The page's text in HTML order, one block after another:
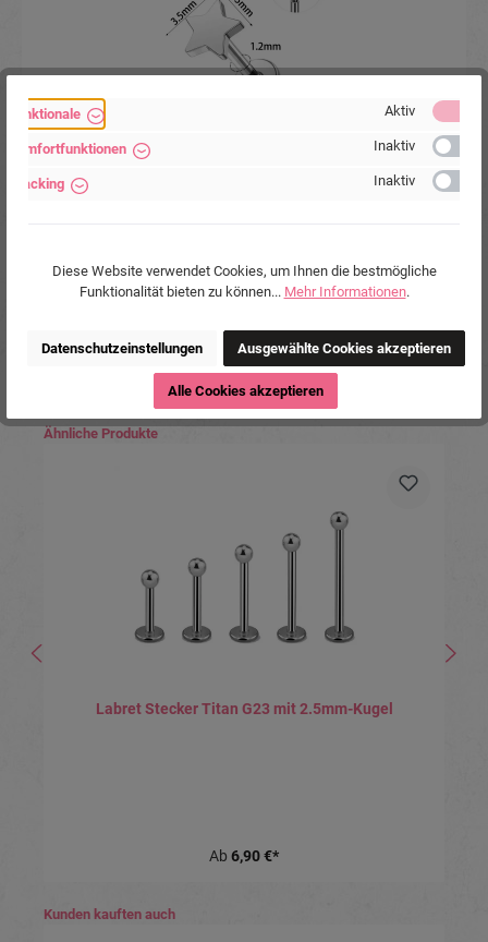
Labret Lippenpiercing Ohrpiercing Titan G23
8,90 €*
Produktgalerie überspringen
Ähnliche Produkte
Labret Stecker Titan G23 mit 2.5mm-Kugel
Ab 6,90 €*
Produktgalerie überspringen
Kunden kauften auch
Funktionale Aktiv
Komfortfunktionen Inaktiv
Tracking Inaktiv
Diese Website verwendet Cookies, um Ihnen die bestmögliche
Funktionalität bieten zu können... Mehr Informationen.
Datenschutzeinstellungen Ausgewählte Cookies akzeptieren
Alle Cookies akzeptieren